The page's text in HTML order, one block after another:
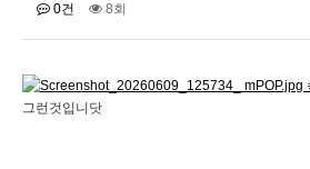
0건 8회
그런것입니닷